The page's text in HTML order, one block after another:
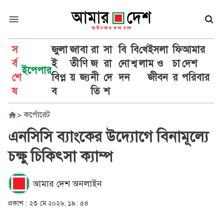
স
র্ব
শে
ষ
ইপেপার
জুলা
ই
বিপ্ল
ব
জা
তী
য়
বা
ণি
জ্য
রা
জ
নী
তি
সা
রা
দে
শ
বি
নো
দন
বি
শ্ব
খে
লা
ইসলা
ম ও
জীবন
ফি
চা
র
আমার
দেশ
পরিবার
> কর্পোরেট
এনসিসি ব্যাংকের উদ্যোগে বিনামূল্যে
চক্ষু চিকিৎসা ক্যাম্প
আমার দেশ অনলাইন
প্রকাশ : ২৩ মে ২০২৬, ১৯: ৫৪